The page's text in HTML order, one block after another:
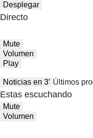
Desplegar
Directo
Mute
Volumen
Play
Noticias en 3′ Últimos
Estas escuchando
Mute
Volumen